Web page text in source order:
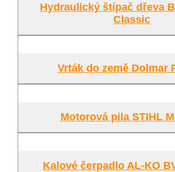
Hydraulický štípač dřeva
Classic
Vrták do země Dolmar
Motorová pila STIHL
Kalové čerpadlo AL-KO